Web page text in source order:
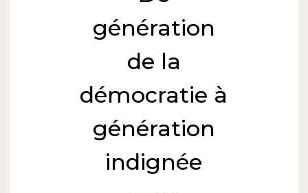
génération
de la
démocratie à
génération
indignée